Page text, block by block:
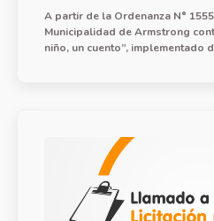
A partir de la Ordenanza N°
Municipalidad de Armstrong
niño, un cuento”, implementado